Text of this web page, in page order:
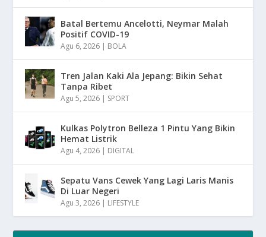
Batal Bertemu Ancelotti, Neymar Malah
Positif COVID-19
Agu 6, 2026 | BOLA
Tren Jalan Kaki Ala Jepang: Bikin Sehat
Tanpa Ribet
Agu 5, 2026 | SPORT
Kulkas Polytron Belleza 1 Pintu Yang Bikin
Hemat Listrik
Agu 4, 2026 | DIGITAL
Sepatu Vans Cewek Yang Lagi Laris Manis
Di Luar Negeri
Agu 3, 2026 | LIFESTYLE